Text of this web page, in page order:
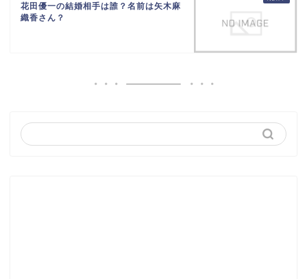
花田優一の結婚相手は誰？名前は矢木麻
織香さん？